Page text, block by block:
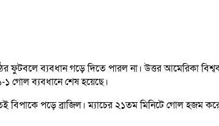
ব্যবধান গড়ে দিতে পারল না। উত্তর আমেরিকা
১ গোল ব্যবধানে শেষ হয়েছে।
বিপাকে পড়ে ব্রাজিল। ম্যাচের ২১তম মিনিটে গোল হজম